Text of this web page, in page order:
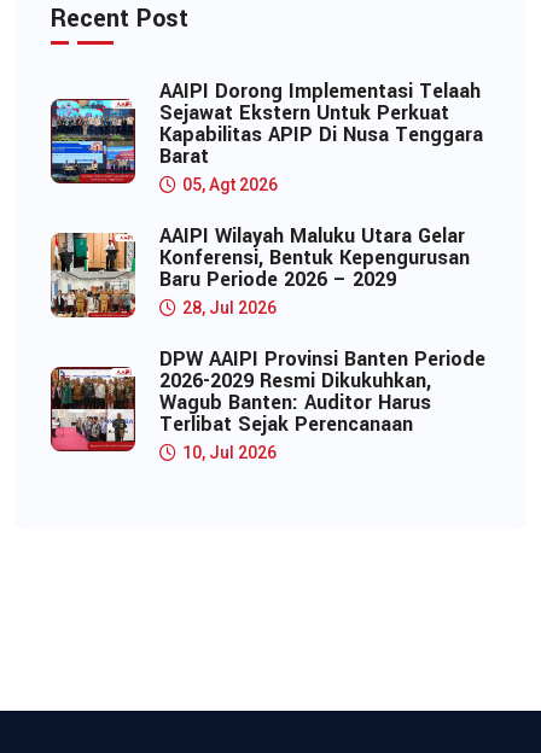
Recent Post
AAIPI Dorong Implementasi Telaah
Sejawat Ekstern Untuk Perkuat
Kapabilitas APIP Di Nusa Tenggara
Barat
05, Agt 2026
AAIPI Wilayah Maluku Utara Gelar
Konferensi, Bentuk Kepengurusan
Baru Periode 2026 – 2029
28, Jul 2026
DPW AAIPI Provinsi Banten Periode
2026-2029 Resmi Dikukuhkan,
Wagub Banten: Auditor Harus
Terlibat Sejak Perencanaan
10, Jul 2026